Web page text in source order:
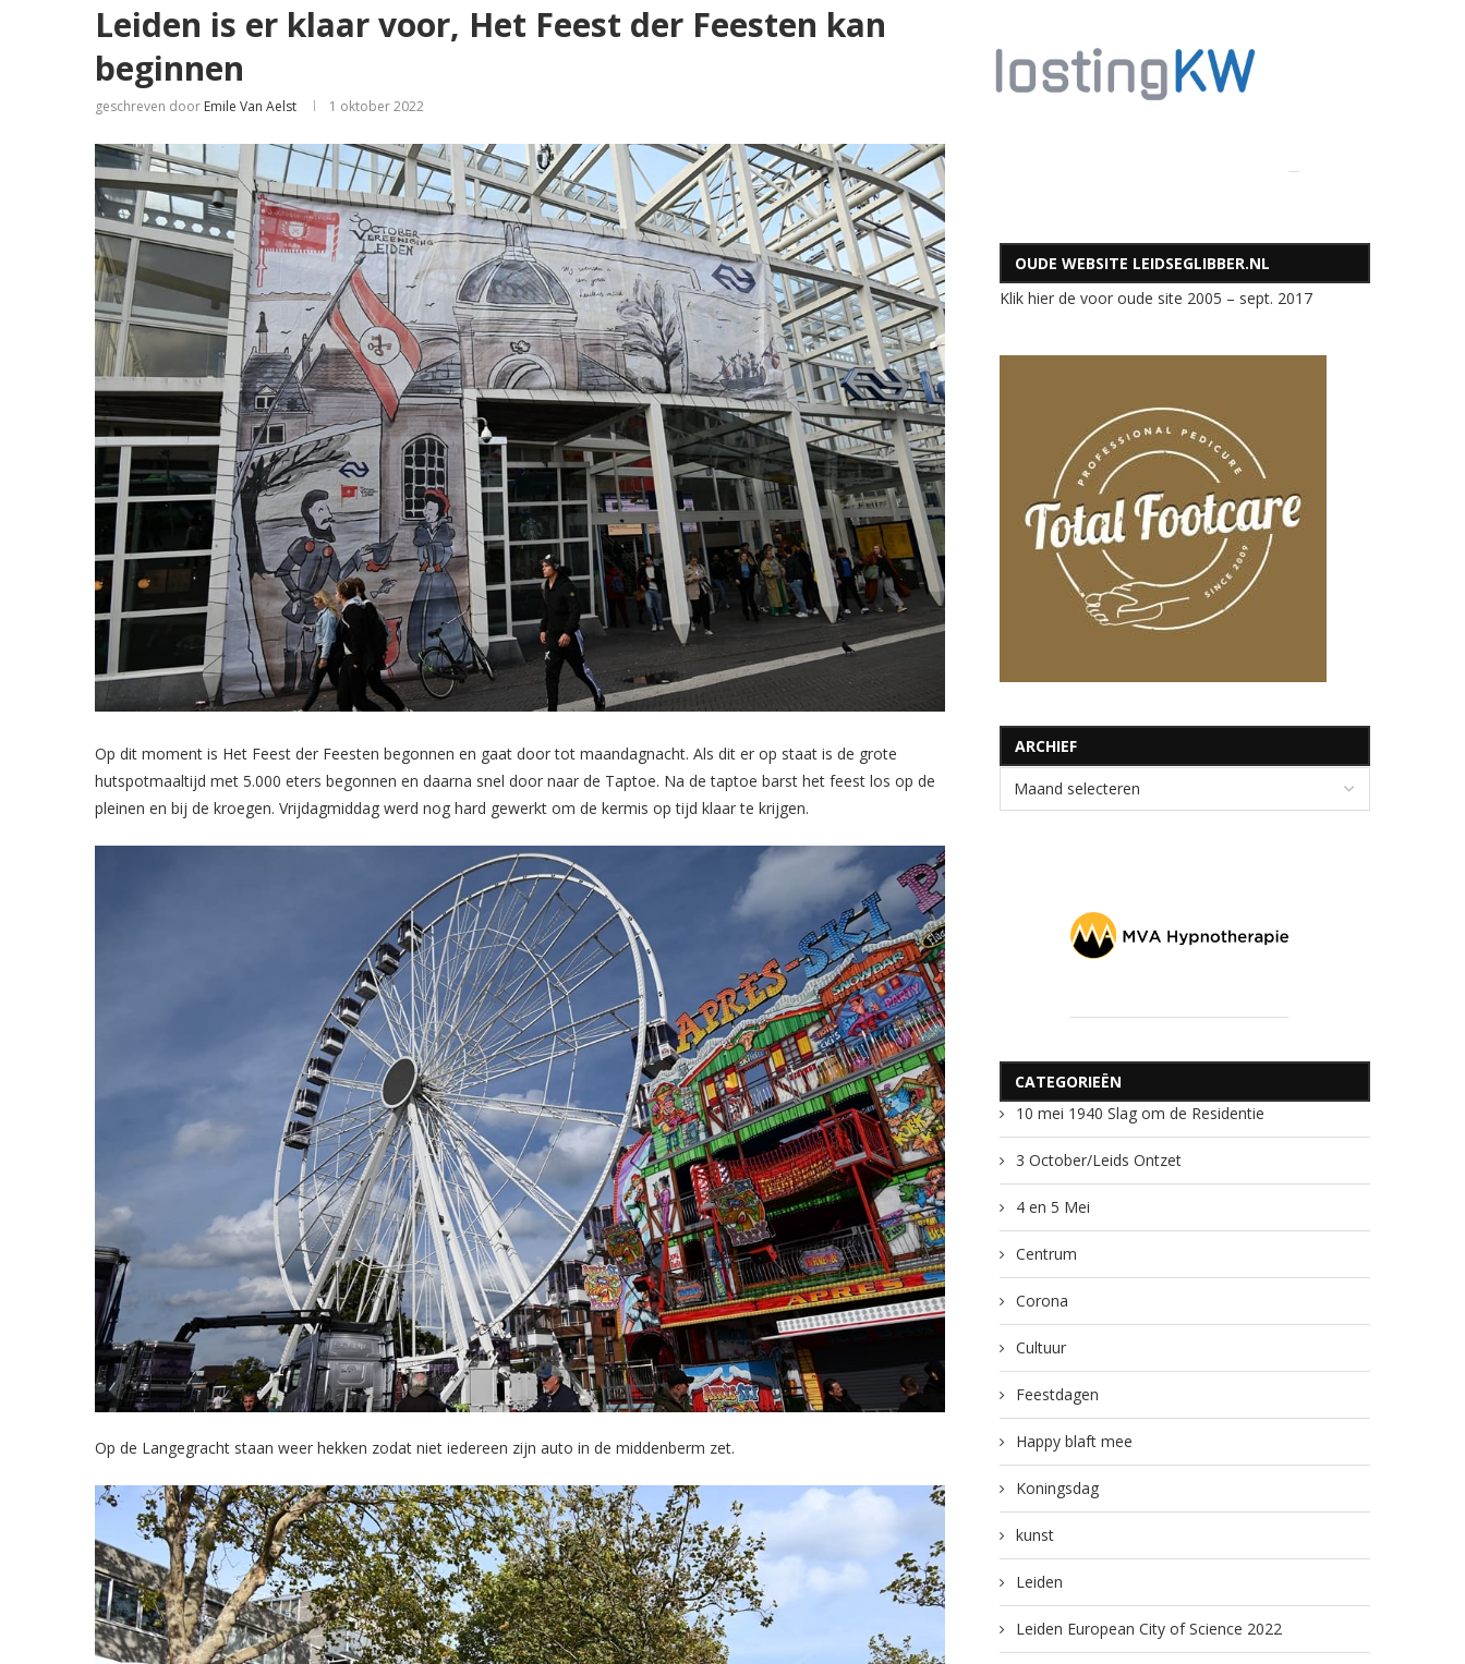
Leiden is er klaar voor, Het Feest der Feesten kan
beginnen
geschreven door Emile Van Aelst 1 oktober 2022
Op dit moment is Het Feest der Feesten begonnen en gaat door tot maandagnacht. Als dit er op staat is de grote
hutspotmaaltijd met 5.000 eters begonnen en daarna snel door naar de Taptoe. Na de taptoe barst het feest los op de
pleinen en bij de kroegen. Vrijdagmiddag werd nog hard gewerkt om de kermis op tijd klaar te krijgen.
Op de Langegracht staan weer hekken zodat niet iedereen zijn auto in de middenberm zet.
OUDE WEBSITE LEIDSEGLIBBER.NL
Klik hier de voor oude site 2005 – sept. 2017
ARCHIEF
CATEGORIEËN
10 mei 1940 Slag om de Residentie
3 October/Leids Ontzet
4 en 5 Mei
Centrum
Corona
Cultuur
Feestdagen
Happy blaft mee
Koningsdag
kunst
Leiden
Leiden European City of Science 2022